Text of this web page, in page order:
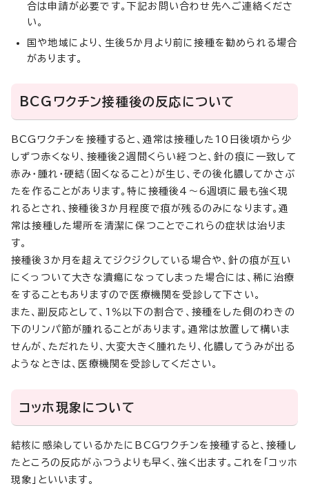
合は申請が必要です。下記お問い合わせ先へご連絡くださ
い。
国や地域により、生後5か月より前に接種を勧められる場合
があります。
BCGワクチン接種後の反応について
BCGワクチンを接種すると、通常は接種した10日後頃から少
しずつ赤くなり、接種後2週間くらい経つと、針の痕に一致して
赤み・腫れ・硬結（固くなること）が生じ、その後化膿してかさぶ
たを作ることがあります。特に接種後4～6週頃に最も強く現
れるとされ、接種後3か月程度で痕が残るのみになります。通
常は接種した場所を清潔に保つことでこれらの症状は治りま
す。
接種後3か月を超えてジクジクしている場合や、針の痕が互い
にくっついて大きな潰瘍になってしまった場合には、稀に治療
をすることもありますので医療機関を受診して下さい。
また、副反応として、1％以下の割合で、接種をした側のわきの
下のリンパ節が腫れることがあります。通常は放置して構いま
せんが、ただれたり、大変大きく腫れたり、化膿してうみが出る
ようなときは、医療機関を受診してください。
コッホ現象について
結核に感染しているかたにBCGワクチンを接種すると、接種し
たところの反応がふつうよりも早く、強く出ます。これを「コッホ
現象」といいます。